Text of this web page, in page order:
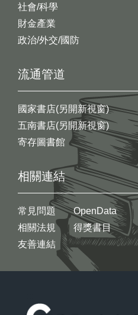
社會/科學
財金產業
政治/外交/國防
流通管道
國家書店(另開新視窗)
五南書店(另開新視窗)
寄存圖書館
相關連結
常見問題
相關法規
友善連結
OpenData
得獎書目